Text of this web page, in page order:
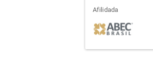
afiliada
Afilidada